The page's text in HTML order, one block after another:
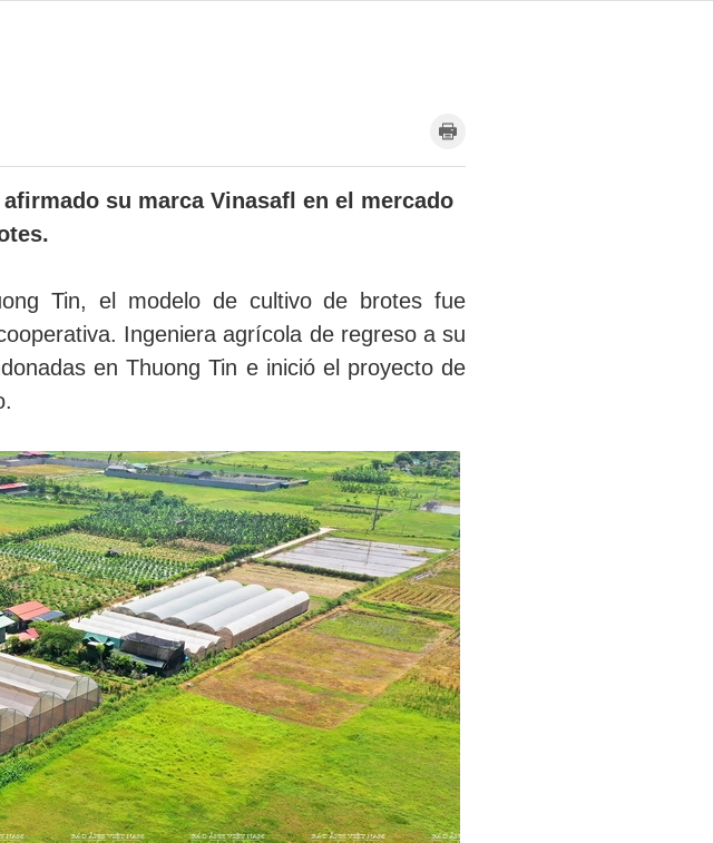
su marca Vinasafl en el mercado
Tin, el modelo de cultivo de brotes fue
Ingeniera agrícola de regreso a su
en Thuong Tin e inició el proyecto de